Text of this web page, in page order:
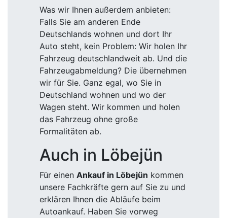
Was wir Ihnen außerdem anbieten:
Falls Sie am anderen Ende
Deutschlands wohnen und dort Ihr
Auto steht, kein Problem: Wir holen Ihr
Fahrzeug deutschlandweit ab. Und die
Fahrzeugabmeldung? Die übernehmen
wir für Sie. Ganz egal, wo Sie in
Deutschland wohnen und wo der
Wagen steht. Wir kommen und holen
das Fahrzeug ohne große
Formalitäten ab.
Auch in Löbejün
Für einen Ankauf in Löbejün kommen
unsere Fachkräfte gern auf Sie zu und
erklären Ihnen die Abläufe beim
Autoankauf. Haben Sie vorweg